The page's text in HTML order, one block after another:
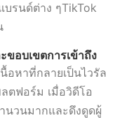
รนด์ต่าง ๆTikTok
ขอบเขตการเข้าถึง
หาที่กลายเป็นไวรัล
ตฟอร์ม เมื่อวิดีโอ
นวนมากและดึงดูดผู้